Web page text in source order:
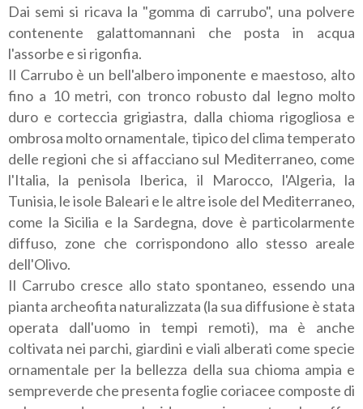
Dai semi si ricava la "gomma di carrubo", una polvere
contenente galattomannani che posta in acqua
l'assorbe e si rigonfia.
Il Carrubo è un bell'albero imponente e maestoso, alto
fino a 10 metri, con tronco robusto dal legno molto
duro e corteccia grigiastra, dalla chioma rigogliosa e
ombrosa molto ornamentale, tipico del clima temperato
delle regioni che si affacciano sul Mediterraneo, come
l'Italia, la penisola Iberica, il Marocco, l'Algeria, la
Tunisia, le isole Baleari e le altre isole del Mediterraneo,
come la Sicilia e la Sardegna, dove è particolarmente
diffuso, zone che corrispondono allo stesso areale
dell'Olivo.
Il Carrubo cresce allo stato spontaneo, essendo una
pianta archeofita naturalizzata (la sua diffusione è stata
operata dall'uomo in tempi remoti), ma è anche
coltivata nei parchi, giardini e viali alberati come specie
ornamentale per la bellezza della sua chioma ampia e
sempreverde che presenta foglie coriacee composte di